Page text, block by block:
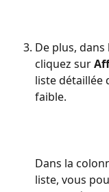
De plus,
cliquez sur
liste détaillée
faible.
Dans la
liste, vous